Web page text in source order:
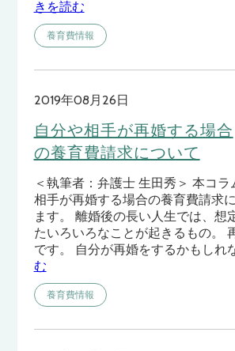
きを読む
養育費情報
2019年08月26日
自分や相手が再婚する場合
の養育費請求について
＜執筆者：弁護士 生田秀＞ 本コ
相手が再婚する場合の養育費請求
ます。 離婚後の長い人生では、想
たいろいろなことが起きるもの。
です。 自分が再婚をするかもしれ
む
養育費情報